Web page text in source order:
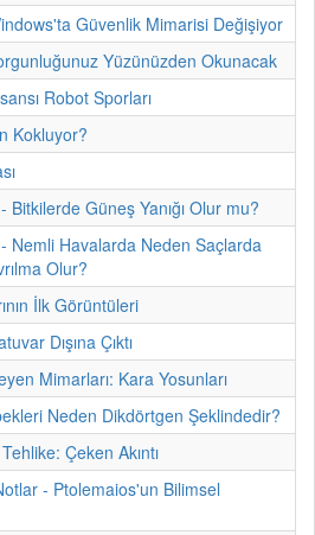
Güvenlik Mimarisi Değişiyor
Yüzünüzden Okunacak
Robot Sporları
Kokluyor?
Bitkilerde Güneş Yanığı Olur mu?
Nemli Havalarda Neden Saçlarda
Olur?
İlk Görüntüleri
Dışına Çıktı
Mimarları: Kara Yosunları
Neden Dikdörtgen Şeklindedir?
Çeken Akıntı
- Ptolemaios'un Bilimsel